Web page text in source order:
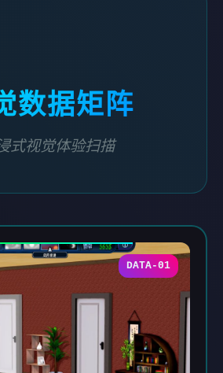
数据矩阵
式视觉体验扫描
DATA-01